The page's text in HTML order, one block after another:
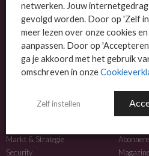
OVER MSP BUSINESS
MSP Business is het kennisplatform voor
NIEUWS
Markt & Strategie
Security
MEER
netwerken. Jouw
gevolgd worden. Door op 'Zelf
meer lezen over onze cookies
aanpassen. Door op
ga je akkoord met het gebruik
omschreven in onze
Zelf instellen